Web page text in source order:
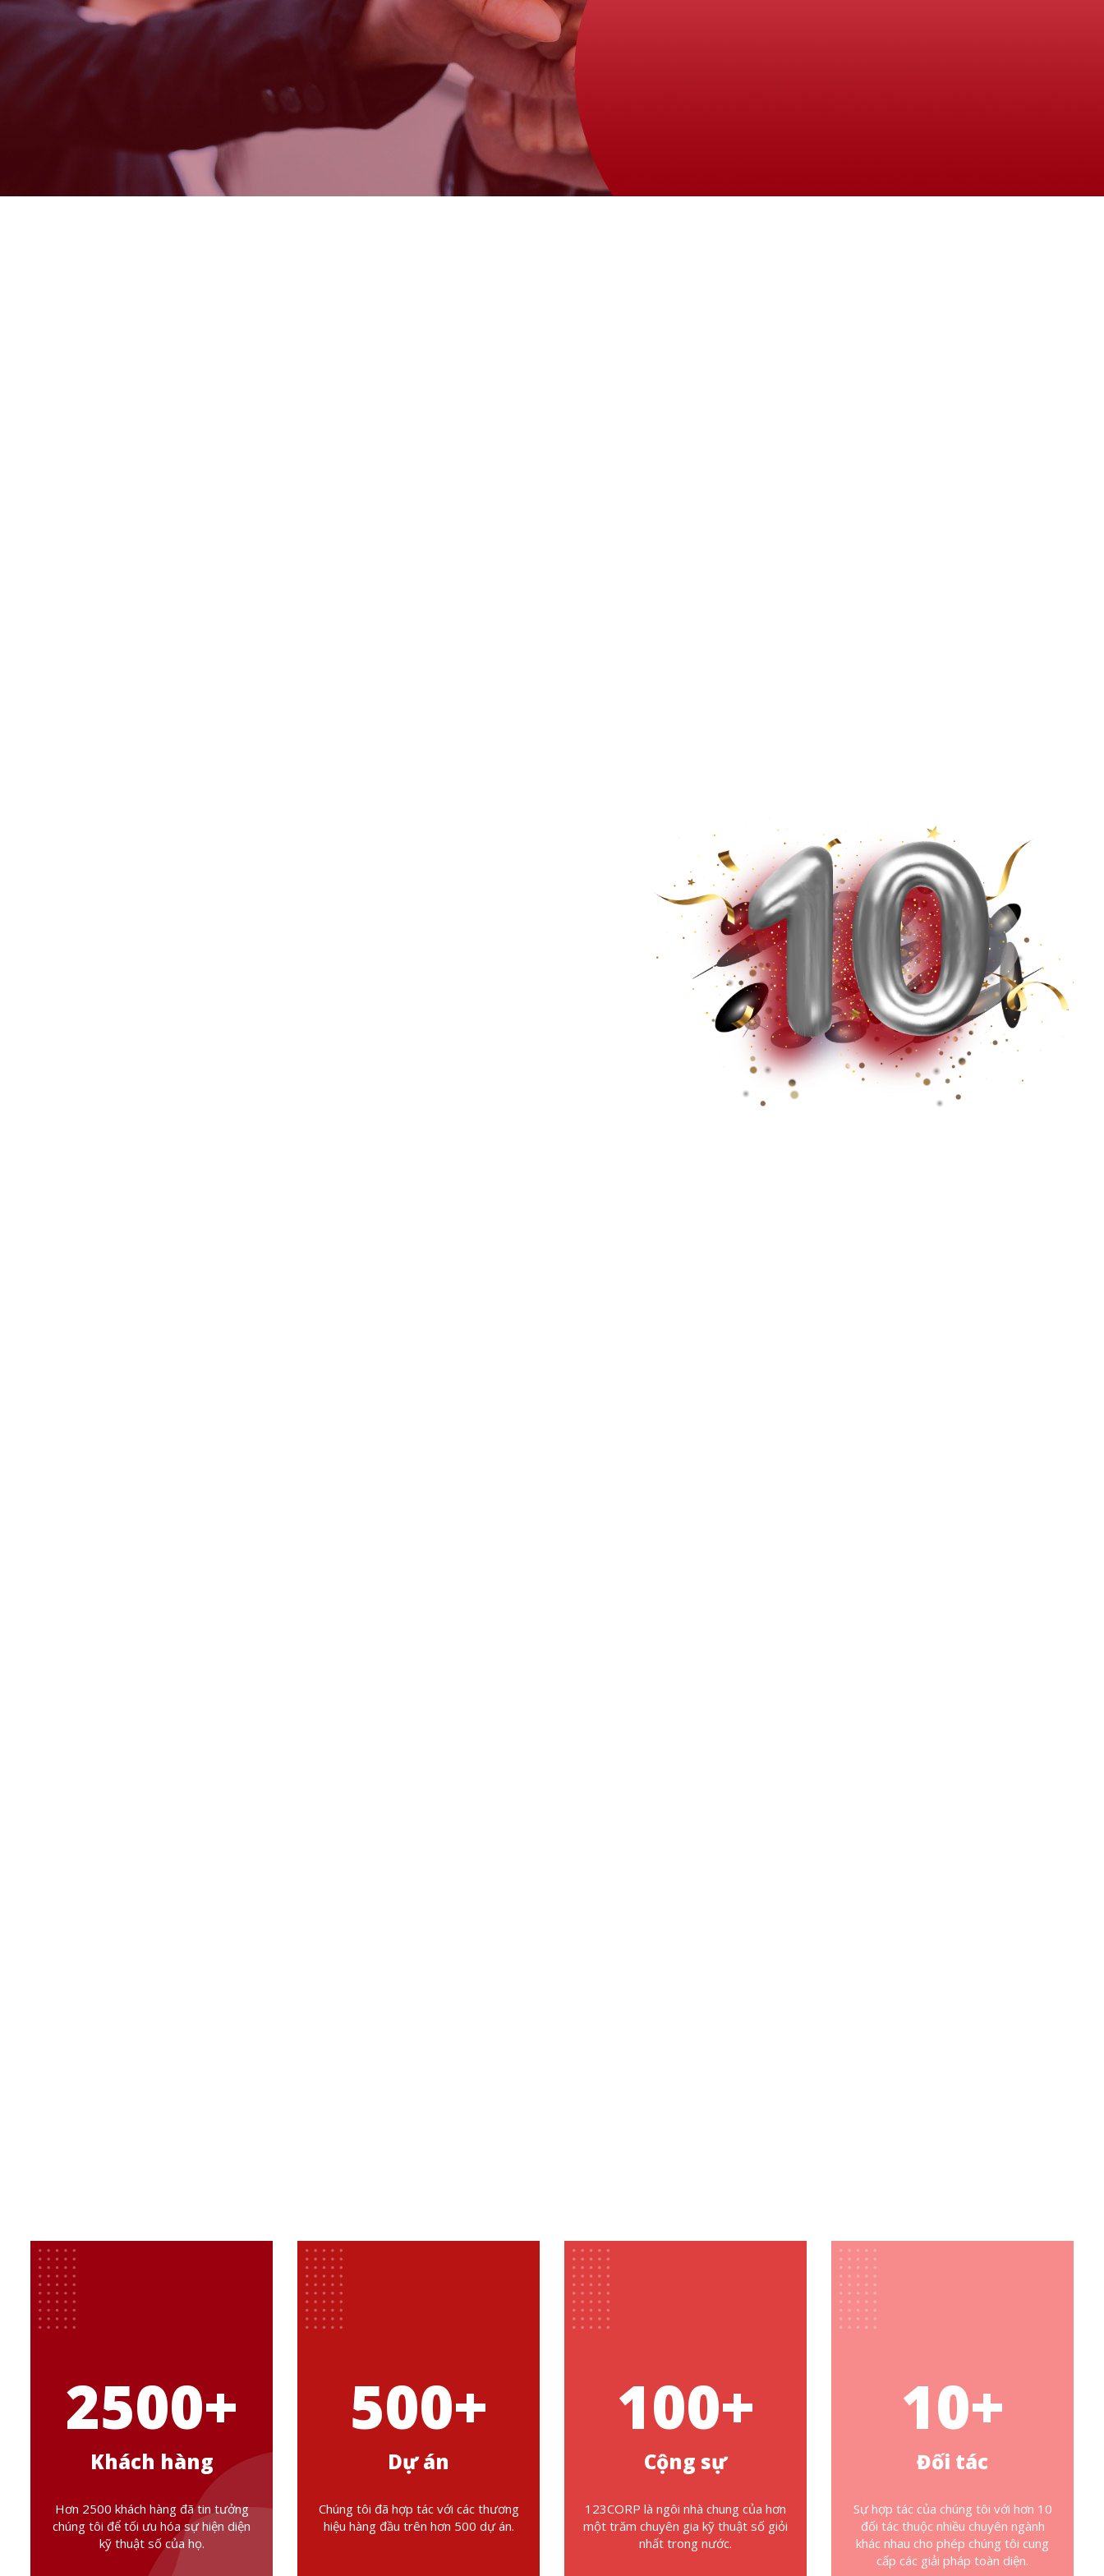
2500+
Khách hàng
Hơn 2500 khách hàng đã tin tưởng
chúng tôi để tối ưu hóa sự hiện diện
kỹ thuật số của họ.
500+
Dự án
Chúng tôi đã hợp tác với các thương
hiệu hàng đầu trên hơn 500 dự án.
100+
Cộng sự
123CORP là ngôi nhà chung của hơn
một trăm chuyên gia kỹ thuật số giỏi
nhất trong nước.
10+
Đối tác
Sự hợp tác của chúng tôi với hơn 10
đối tác thuộc nhiều chuyên ngành
khác nhau cho phép chúng tôi cung
cấp các giải pháp toàn diện.